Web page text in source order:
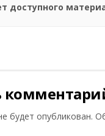
доступного
будет опубликован.